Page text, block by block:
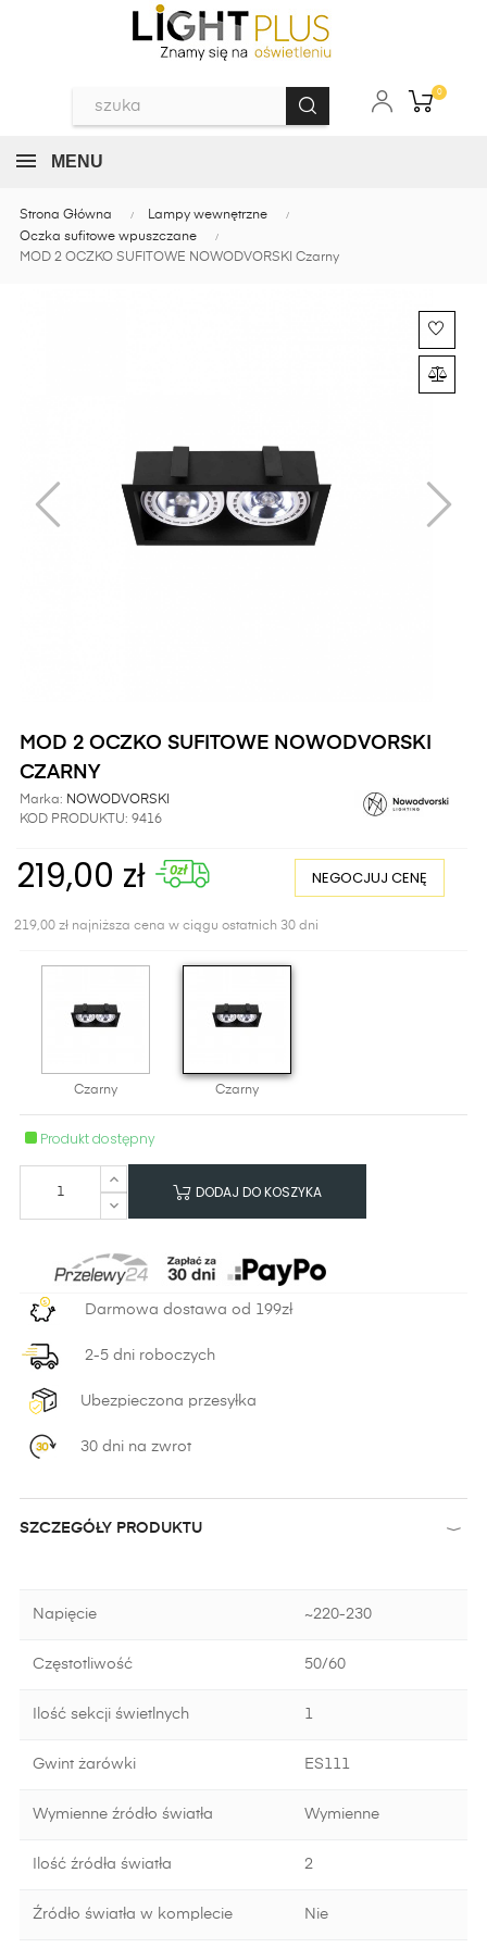
0
MENU
Strona Główna
Lampy wewnętrzne
Oczka sufitowe wpuszczane
MOD 2 OCZKO SUFITOWE NOWODVORSKI Czarny
MOD 2 OCZKO SUFITOWE NOWODVORSKI
CZARNY
Marka: NOWODVORSKI
KOD PRODUKTU: 9416
219,00 zł NEGOCJUJ CENĘ
219,00 zł najniższa cena w ciągu ostatnich 30 dni
Czarny Czarny
Produkt dostępny
DODAJ DO KOSZYKA
Darmowa dostawa od 199zł
2-5 dni roboczych
Ubezpieczona przesyłka
30 dni na zwrot
SZCZEGÓŁY PRODUKTU
Napięcie ~220-230
Częstotliwość 50/60
Ilość sekcji świetlnych 1
Gwint żarówki ES111
Wymienne źródło światła Wymienne
Ilość źródła światła 2
Źródło światła w komplecie Nie